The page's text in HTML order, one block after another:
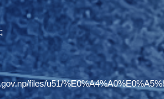
files/u51/